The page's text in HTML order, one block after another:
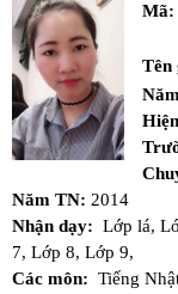
Mã:
Tên
Năm TN: 2014
Nhận dạy: Lớp lá,
7, Lớp 8, Lớp 9,
Các môn: Tiếng